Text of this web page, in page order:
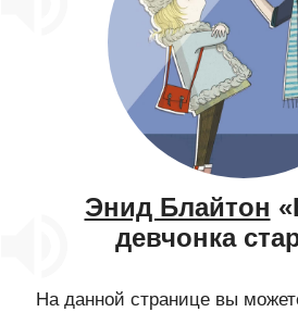
Энид Блайтон
девчонка
На данной странице вы